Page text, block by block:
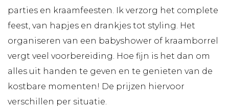
parties en kraamfeesten. Ik verzorg het complete
feest, van hapjes en drankjes tot styling. Het
organiseren van een babyshower of kraamborrel
vergt veel voorbereiding. Hoe fijn is het dan om
alles uit handen te geven en te genieten van de
kostbare momenten! De prijzen hiervoor
verschillen per situatie.